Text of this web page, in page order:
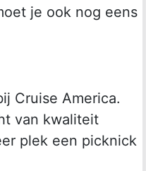
je ook nog eens
Cruise America.
van kwaliteit
plek een picknick